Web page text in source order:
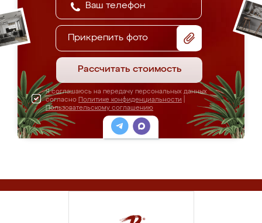
Прикрепить фото
Рассчитать стоимость
Я соглашаюсь на передачу персональных данных
согласно Политике конфиденциальности
Пользовательскому соглашению